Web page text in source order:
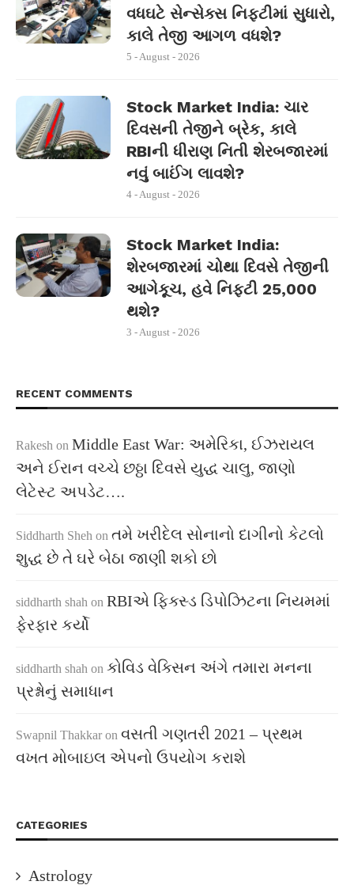
વધઘટે સેન્સેક્સ નિફ્ટીમાં સુધારો,
કાલે તેજી આગળ વધશે?
5 - August - 2026
Stock Market India: ચાર
દિવસની તેજીને બ્રેક, કાલે
RBIની ધીરાણ નિતી શેરબજારમાં
નવું બાઈંગ લાવશે?
4 - August - 2026
Stock Market India:
શેરબજારમાં ચોથા દિવસે તેજીની
આગેકૂચ, હવે નિફ્ટી 25,000
થશે?
3 - August - 2026
RECENT COMMENTS
Rakesh on Middle East War: અમેરિકા, ઈઝરાયલ
અને ઈરાન વચ્ચે છઠ્ઠા દિવસે યુદ્ધ ચાલુ, જાણો
લેટેસ્ટ અપડેટ….
Siddharth Sheh on તમે ખરીદેલ સોનાનો દાગીનો કેટલો
શુદ્ધ છે તે ઘરે બેઠા જાણી શકો છો
siddharth shah on RBIએ ફિક્સ્ડ ડિપોઝિટના નિયમમાં
ફેરફાર કર્યો
siddharth shah on કોવિડ વેક્સિન અંગે તમારા મનના
પ્રશ્નોનું સમાધાન
Swapnil Thakkar on વસતી ગણતરી 2021 – પ્રથમ
વખત મોબાઇલ એપનો ઉપયોગ કરાશે
CATEGORIES
Astrology